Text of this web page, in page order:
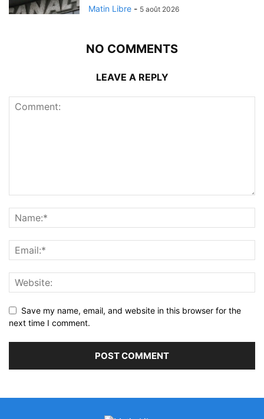
Matin Libre - 5 août 2026
NO COMMENTS
LEAVE A REPLY
Save my name, email, and website in this browser for the
next time I comment.